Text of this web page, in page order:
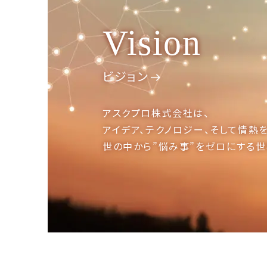
Vision
ビジョン
アスクプロ株式会社は、
アイデア、テクノロジー、 そして情熱
世の中から”悩み事”をゼロにする